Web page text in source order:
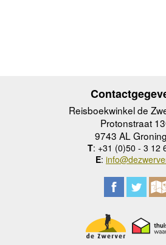
Reisboekwinkel de
Protonstraat
9743 AL
T: +31 (0)50 - 3 12
E: